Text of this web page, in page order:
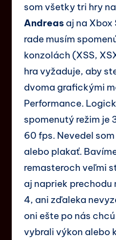
som všetky tri hry
Andreas aj na Xbox
rade musím
konzolách (XSS,
hra vyžaduje, aby
dvoma grafickými
Performance.
spomenutý režim je
60 fps. Nevedel
alebo plakať.
remasteroch veľmi
aj napriek prechodu
4, ani zďaleka
oni ešte po nás
vybrali výkon alebo